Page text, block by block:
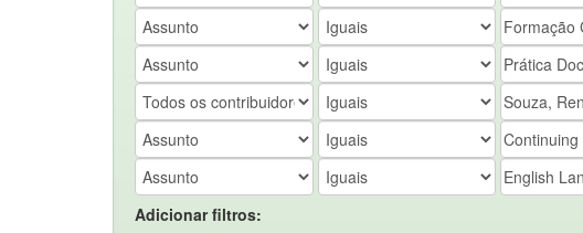
Adicionar filtros: